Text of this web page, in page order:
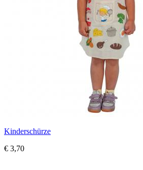
Kinderschürze
€ 3,70